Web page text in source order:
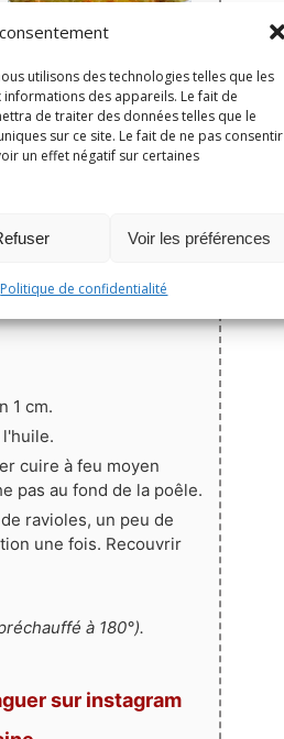
utilisons des technologies telles que les
des appareils. Le fait de
de traiter des données telles que le
sur ce site. Le fait de ne pas consentir
un effet négatif sur certaines
Voir les préférences
Politique de confidentialité
Print
1 cm.
cuire à feu moyen
pas au fond de la poêle.
ravioles, un peu de
une fois. Recouvrir
à 180°).
sur instagram